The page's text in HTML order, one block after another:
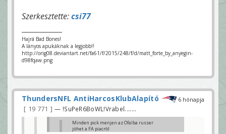
Szerkesztette:csi77
Hajrá Bad Bones!
A lányos apukáknak a legjobb!!
http://orig08.deviantart.net/fa61/f/2015/248/f/d/matt_forte_by_anyegin-
d98fqaw.png
6 hónapja
ThundersNFL AntiHarcosKlubAlapító
19 771 — !SuPeR6BoWL!Vrabel.......
Minden pick menjen az Ofalba russer
jöhet a FA piacròl